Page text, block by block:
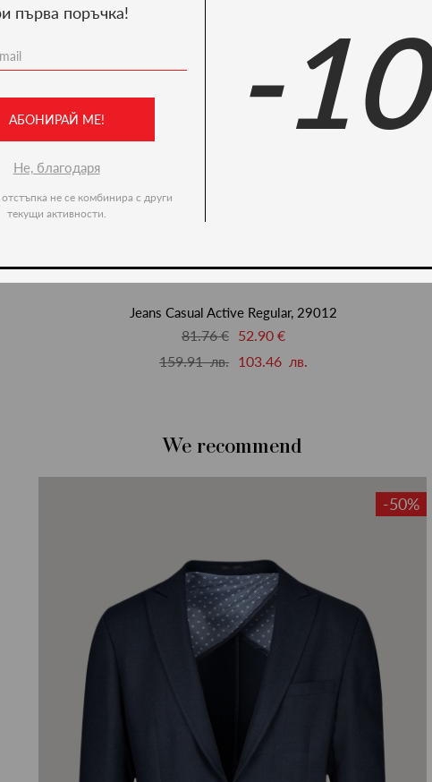
Jeans Casual Active Regular, 29012
81.76 € 52.90 €
159.91 лв. 103.46 лв.
We recommend
-50%
първа поръчка!
АБОНИРАЙ МЕ!
Не, благодаря
не се комбинира с други
текущи активности.
-